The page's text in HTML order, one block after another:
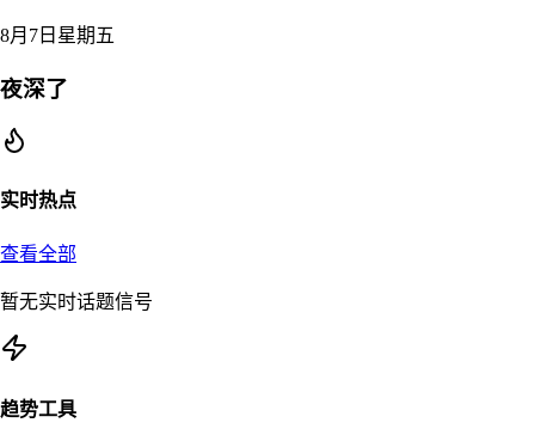
8月7日星期五
夜深了
实时热点
查看全部
暂无实时话题信号
趋势工具